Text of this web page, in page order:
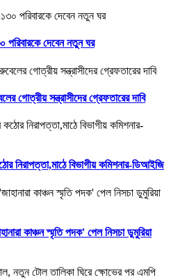
পরিবারকে দেবেন নতুন ঘর
গোত্রীয় সন্ত্রাসীদের গ্রেফতারের দাবি
নিরাপত্তা,মাঠে বিভাগীয় কমিশনার-ডিআইজি
কাঞ্চন স্মৃতি পদক' পেল নিসচা ডুমুরিয়া